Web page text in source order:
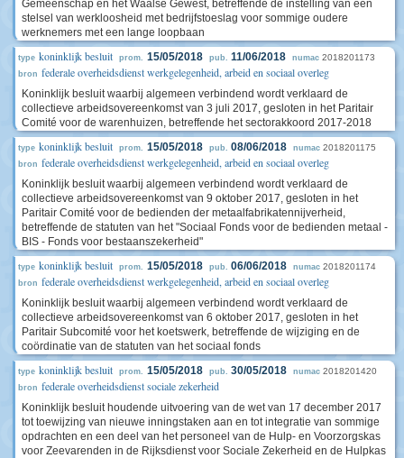
Gemeenschap en het Waalse Gewest, betreffende de instelling van een
stelsel van werkloosheid met bedrijfstoeslag voor sommige oudere
werknemers met een lange loopbaan
type koninklijk besluit prom. 15/05/2018 pub. 11/06/2018 numac 2018201173
bron federale overheidsdienst werkgelegenheid, arbeid en sociaal overleg
Koninklijk besluit waarbij algemeen verbindend wordt verklaard de
collectieve arbeidsovereenkomst van 3 juli 2017, gesloten in het Paritair
Comité voor de warenhuizen, betreffende het sectorakkoord 2017-2018
type koninklijk besluit prom. 15/05/2018 pub. 08/06/2018 numac 2018201175
bron federale overheidsdienst werkgelegenheid, arbeid en sociaal overleg
Koninklijk besluit waarbij algemeen verbindend wordt verklaard de
collectieve arbeidsovereenkomst van 9 oktober 2017, gesloten in het
Paritair Comité voor de bedienden der metaalfabrikatennijverheid,
betreffende de statuten van het "Sociaal Fonds voor de bedienden metaal -
BIS - Fonds voor bestaanszekerheid"
type koninklijk besluit prom. 15/05/2018 pub. 06/06/2018 numac 2018201174
bron federale overheidsdienst werkgelegenheid, arbeid en sociaal overleg
Koninklijk besluit waarbij algemeen verbindend wordt verklaard de
collectieve arbeidsovereenkomst van 6 oktober 2017, gesloten in het
Paritair Subcomité voor het koetswerk, betreffende de wijziging en de
coördinatie van de statuten van het sociaal fonds
type koninklijk besluit prom. 15/05/2018 pub. 30/05/2018 numac 2018201420
bron federale overheidsdienst sociale zekerheid
Koninklijk besluit houdende uitvoering van de wet van 17 december 2017
tot toewijzing van nieuwe inningstaken aan en tot integratie van sommige
opdrachten en een deel van het personeel van de Hulp- en Voorzorgskas
voor Zeevarenden in de Rijksdienst voor Sociale Zekerheid en de Hulpkas